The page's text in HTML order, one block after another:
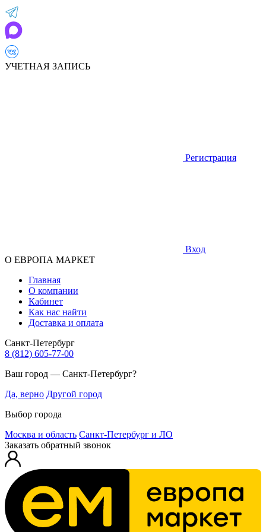
УЧЕТНАЯ ЗАПИСЬ
Регистрация
Вход
О ЕВРОПА МАРКЕТ
Главная
О компании
Кабинет
Как нас найти
Доставка и оплата
Санкт-Петербург
8 (812) 605-77-00
Ваш город — Санкт-Петербург?
Да, верно Другой город
Выбор города
Москва и область Санкт-Петербург и ЛО
Заказать обратный звонок